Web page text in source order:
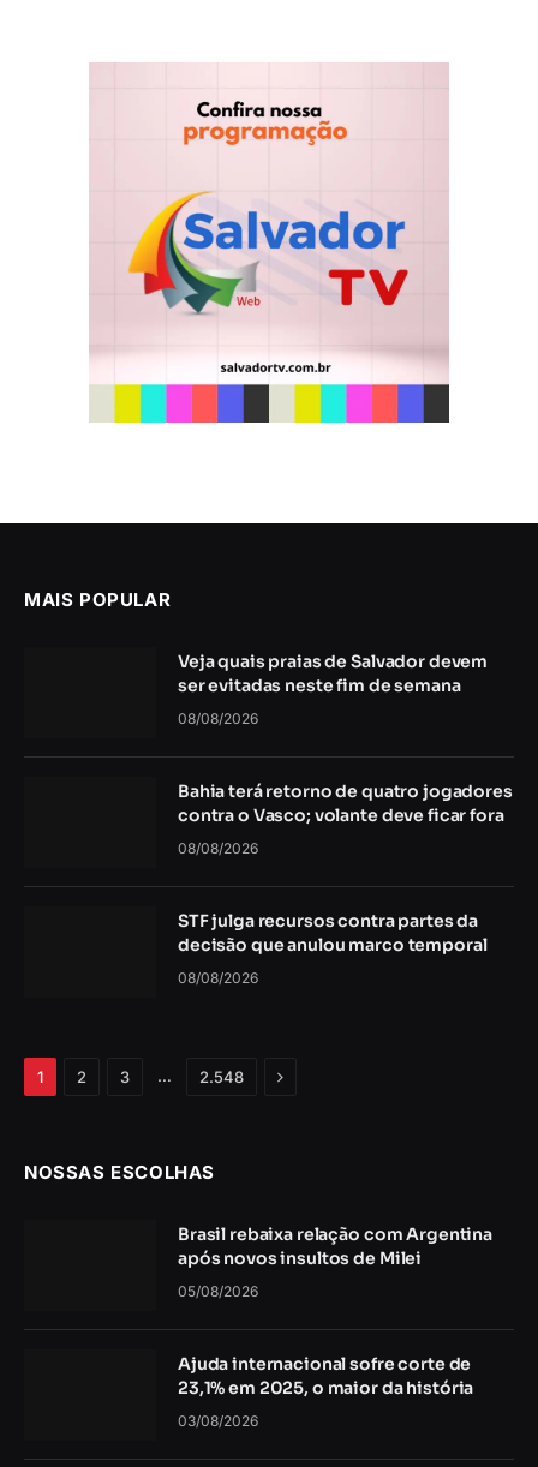
MAIS POPULAR
Veja quais praias de Salvador devem
ser evitadas neste fim de semana
08/08/2026
Bahia terá retorno de quatro jogadores
contra o Vasco; volante deve ficar fora
08/08/2026
STF julga recursos contra partes da
decisão que anulou marco temporal
08/08/2026
1 2 3 … 2.548 Próximo
NOSSAS ESCOLHAS
Brasil rebaixa relação com Argentina
após novos insultos de Milei
05/08/2026
Ajuda internacional sofre corte de
23,1% em 2025, o maior da história
03/08/2026